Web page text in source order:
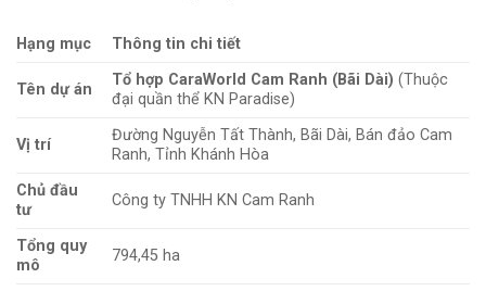
Hạng mục Thông tin chi tiết
Tên dự án
Tổ hợp CaraWorld Cam Ranh (Bãi Dài) (Thuộc
đại quần thể KN Paradise)
Vị trí
Đường Nguyễn Tất Thành, Bãi Dài, Bán đảo Cam
Ranh, Tỉnh Khánh Hòa
Chủ đầu
tư
Công ty TNHH KN Cam Ranh
Tổng quy
mô
794,45 ha